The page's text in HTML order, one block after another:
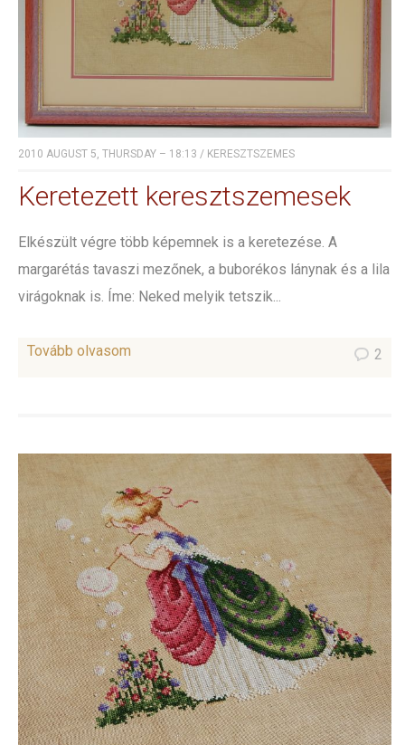
2010 AUGUST 5, THURSDAY – 18:13 / KERESZTSZEMES
Keretezett keresztszemesek
Elkészült végre több képemnek is a keretezése. A
margarétás tavaszi mezőnek, a buborékos lánynak és a lila
virágoknak is. Íme: Neked melyik tetszik...
Tovább olvasom 2